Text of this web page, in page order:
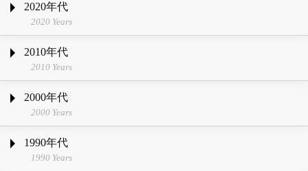
2020年代
2020 Years
2010年代
2010 Years
2000年代
2000 Years
1990年代
1990 Years